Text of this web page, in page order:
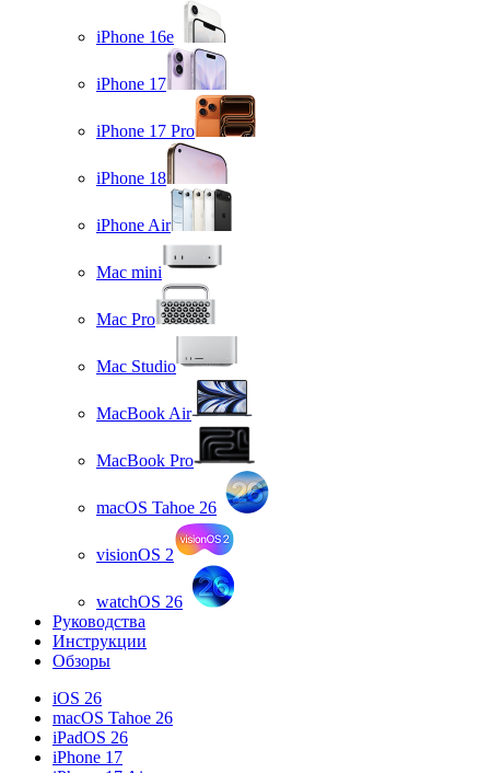
iPhone 16e
iPhone 17
iPhone 17 Pro
iPhone 18
iPhone Air
Mac mini
Mac Pro
Mac Studio
MacBook Air
MacBook Pro
macOS Tahoe 26
visionOS 2
watchOS 26
Руководства
Инструкции
Обзоры
iOS 26
macOS Tahoe 26
iPadOS 26
iPhone 17